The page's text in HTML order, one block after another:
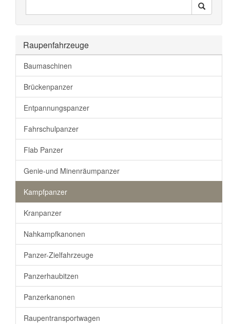
Durchsuchen
Search
Raupenfahrzeuge
Baumaschinen
Brückenpanzer
Entpannungspanzer
Fahrschulpanzer
Flab Panzer
Genie-und Minenräumpanzer
Kampfpanzer
Kranpanzer
Nahkampfkanonen
Panzer-Zielfahrzeuge
Panzerhaubitzen
Panzerkanonen
Raupentransportwagen